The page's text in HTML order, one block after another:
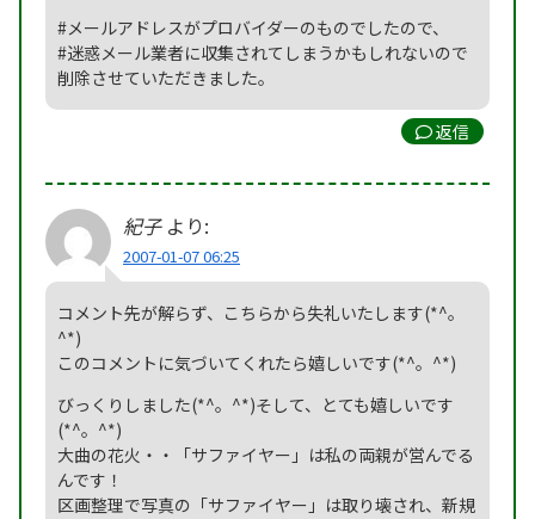
#メールアドレスがプロバイダーのものでしたので、
#迷惑メール業者に収集されてしまうかもしれないので
削除させていただきました。
返信
紀子 より:
2007-01-07 06:25
コメント先が解らず、こちらから失礼いたします(*^。
^*)
このコメントに気づいてくれたら嬉しいです(*^。^*)
びっくりしました(*^。^*)そして、とても嬉しいです
(*^。^*)
大曲の花火・・「サファイヤー」は私の両親が営んでる
んです！
区画整理で写真の「サファイヤー」は取り壊され、新規